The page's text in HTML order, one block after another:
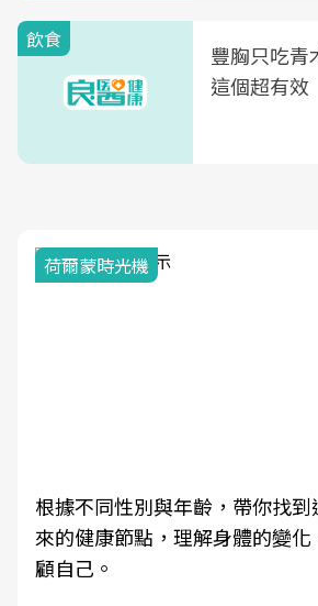
飲食
豐胸只吃青
這個超有效
荷爾蒙時光機
根據不同性別與年齡，帶你找
來的健康節點，理解身體的變
顧自己。